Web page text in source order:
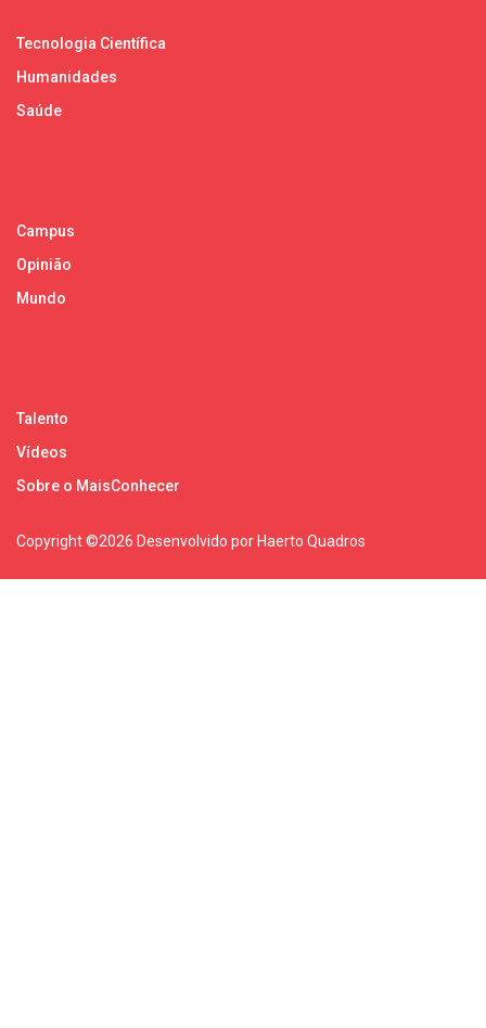
Tecnologia Científica
Humanidades
Saúde
Campus
Opinião
Mundo
Talento
Vídeos
Sobre o MaisConhecer
Copyright ©2026 Desenvolvido por Haerto Quadros